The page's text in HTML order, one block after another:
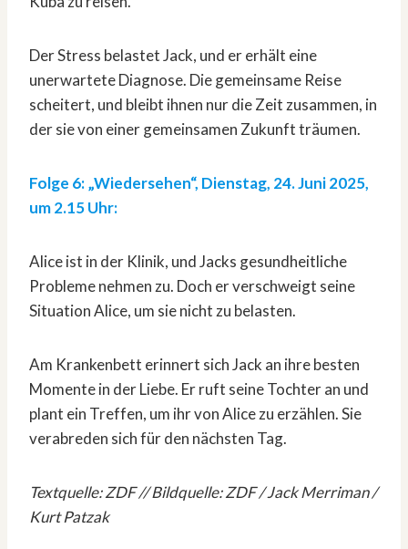
Der Stress belastet Jack, und er erhält eine
unerwartete Diagnose. Die gemeinsame Reise
scheitert, und bleibt ihnen nur die Zeit zusammen, in
der sie von einer gemeinsamen Zukunft träumen.
Folge 6: „Wiedersehen“, Dienstag, 24. Juni 2025,
um 2.15 Uhr:
Alice ist in der Klinik, und Jacks gesundheitliche
Probleme nehmen zu. Doch er verschweigt seine
Situation Alice, um sie nicht zu belasten.
Am Krankenbett erinnert sich Jack an ihre besten
Momente in der Liebe. Er ruft seine Tochter an und
plant ein Treffen, um ihr von Alice zu erzählen. Sie
verabreden sich für den nächsten Tag.
Textquelle: ZDF // Bildquelle: ZDF / Jack Merriman /
Kurt Patzak